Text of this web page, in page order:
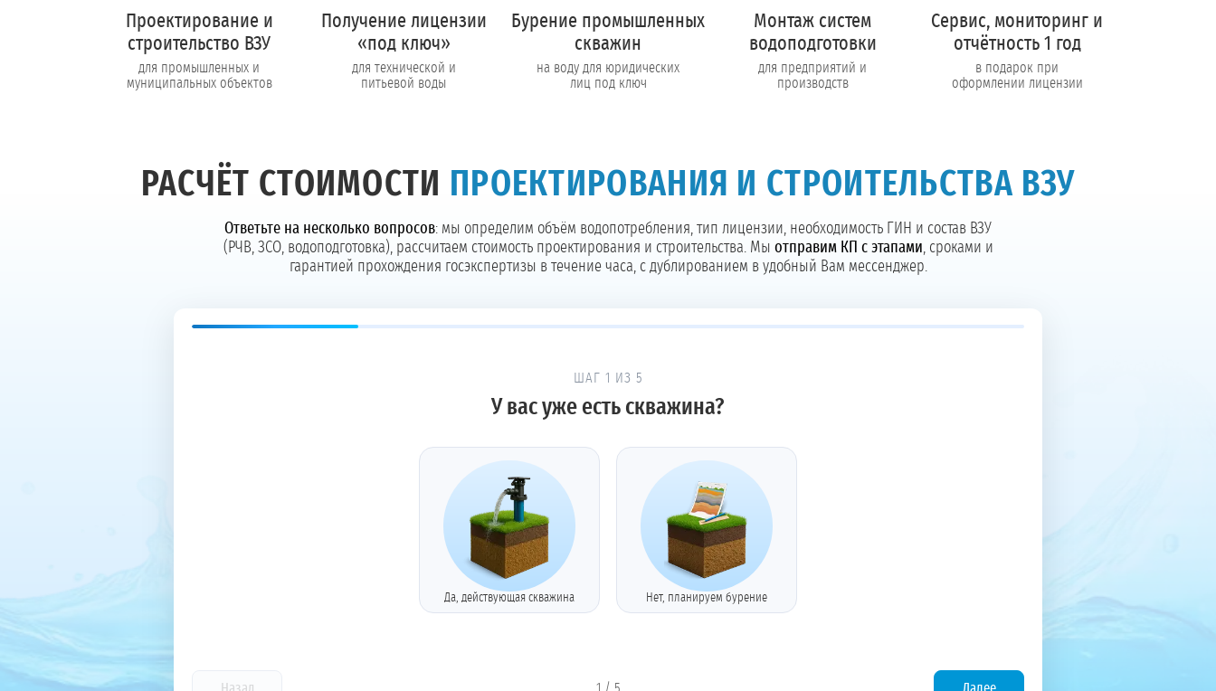
Проектирование и
строительство ВЗУ
для промышленных и
муниципальных объектов
Получение лицензии
«под ключ»
для технической и
питьевой воды
Бурение промышленных
скважин
на воду для юридических
лиц под ключ
Монтаж систем
водоподготовки
для предприятий и
производств
Сервис, мониторинг и
отчётность 1 год
в подарок при
оформлении лицензии
РАСЧЁТ СТОИМОСТИ ПРОЕКТИРОВАНИЯ И СТРОИТЕЛЬСТВА ВЗУ
Ответьте на несколько вопросов: мы определим объём водопотребления, тип лицензии, необходимость ГИН и состав ВЗУ
(РЧВ, ЗСО, водоподготовка), рассчитаем стоимость проектирования и строительства. Мы отправим КП с этапами, сроками и
гарантией прохождения госэкспертизы в течение часа, с дублированием в удобный Вам мессенджер.
ШАГ 1 ИЗ 5
У вас уже есть скважина?
Да, действующая скважина Нет, планируем бурение